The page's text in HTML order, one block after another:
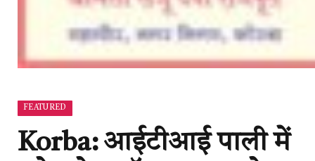
FEATURED
Korba: आईटीआई पाली में